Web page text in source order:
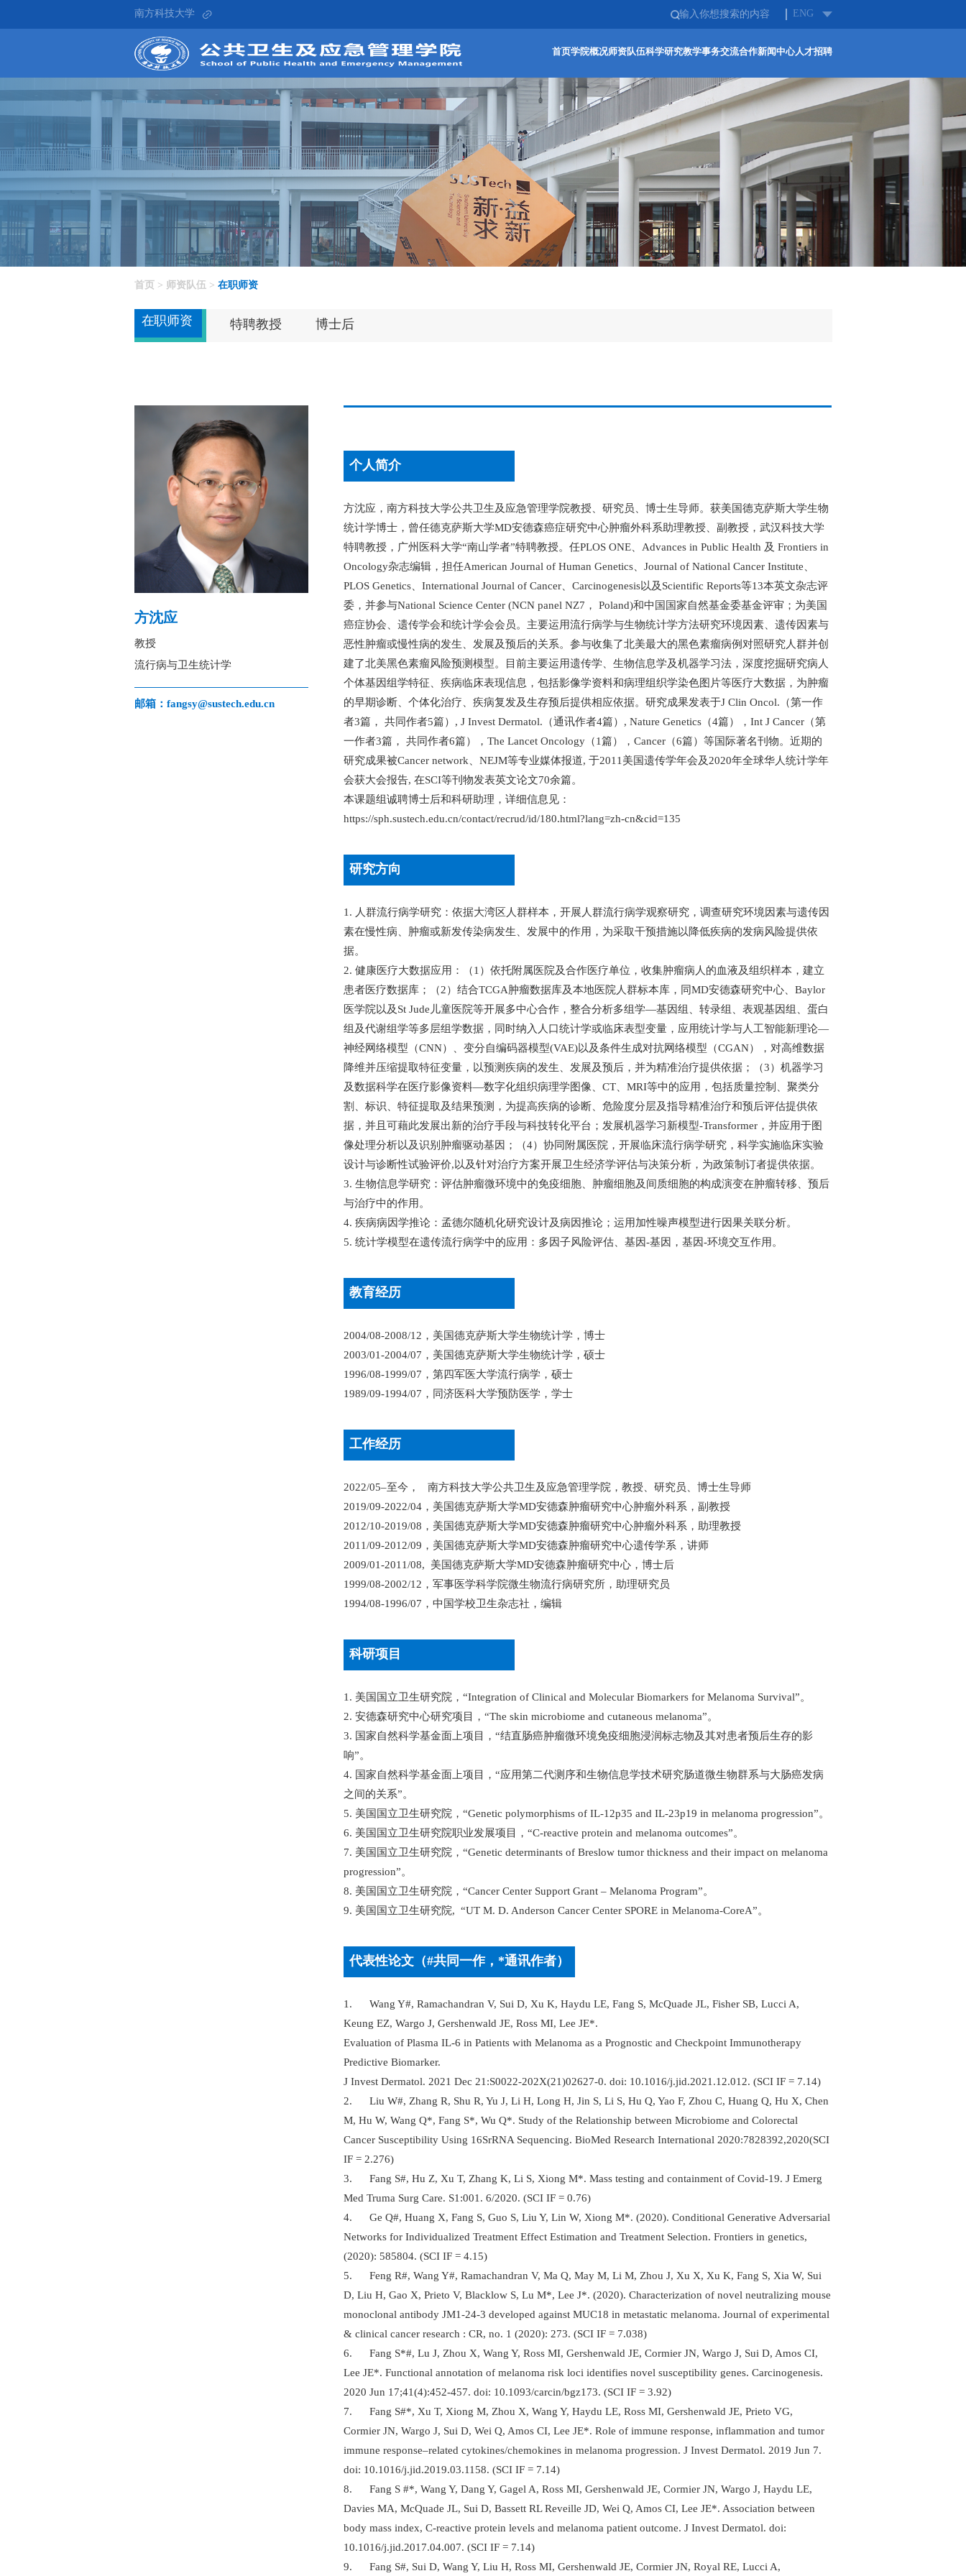
南方科技大学 ENG
首页学院概况师资队伍科学研究教学事务交流合作新闻中心人才招聘
师资队伍
首页 > 师资队伍> 在职师资
在职师资 特聘教授 博士后
方沈应
教授
流行病与卫生统计学
邮箱：fangsy@sustech.edu.cn
个人简介
方沈应，南方科技大学公共卫生及应急管理学院教授、研究员、博士生导师。获美国德克萨斯大学生物
统计学博士，曾任德克萨斯大学MD安德森癌症研究中心肿瘤外科系助理教授、副教授，武汉科技大学
特聘教授，广州医科大学“南山学者”特聘教授。任PLOS ONE、Advances in Public Health 及 Frontiers in
Oncology杂志编辑，担任American Journal of Human Genetics、Journal of National Cancer Institute、
PLOS Genetics、International Journal of Cancer、Carcinogenesis以及Scientific Reports等13本英文杂志评
委，并参与National Science Center (NCN panel NZ7， Poland)和中国国家自然基金委基金评审；为美国
癌症协会、遗传学会和统计学会会员。主要运用流行病学与生物统计学方法研究环境因素、遗传因素与
恶性肿瘤或慢性病的发生、发展及预后的关系。参与收集了北美最大的黑色素瘤病例对照研究人群并创
建了北美黑色素瘤风险预测模型。目前主要运用遗传学、生物信息学及机器学习法，深度挖掘研究病人
个体基因组学特征、疾病临床表现信息，包括影像学资料和病理组织学染色图片等医疗大数据，为肿瘤
的早期诊断、个体化治疗、疾病复发及生存预后提供相应依据。研究成果发表于J Clin Oncol.（第一作
者3篇， 共同作者5篇）, J Invest Dermatol.（通讯作者4篇）, Nature Genetics（4篇），Int J Cancer（第
一作者3篇， 共同作者6篇），The Lancet Oncology（1篇），Cancer（6篇）等国际著名刊物。近期的
研究成果被Cancer network、NEJM等专业媒体报道, 于2011美国遗传学年会及2020年全球华人统计学年
会获大会报告, 在SCI等刊物发表英文论文70余篇。
本课题组诚聘博士后和科研助理，详细信息见：
https://sph.sustech.edu.cn/contact/recrud/id/180.html?lang=zh-cn&cid=135
研究方向
1. 人群流行病学研究：依据大湾区人群样本，开展人群流行病学观察研究，调查研究环境因素与遗传因
素在慢性病、肿瘤或新发传染病发生、发展中的作用，为采取干预措施以降低疾病的发病风险提供依
据。
2. 健康医疗大数据应用：（1）依托附属医院及合作医疗单位，收集肿瘤病人的血液及组织样本，建立
患者医疗数据库；（2）结合TCGA肿瘤数据库及本地医院人群标本库，同MD安德森研究中心、Baylor
医学院以及St Jude儿童医院等开展多中心合作，整合分析多组学—基因组、转录组、表观基因组、蛋白
组及代谢组学等多层组学数据，同时纳入人口统计学或临床表型变量，应用统计学与人工智能新理论—
神经网络模型（CNN）、变分自编码器模型(VAE)以及条件生成对抗网络模型（CGAN），对高维数据
降维并压缩提取特征变量，以预测疾病的发生、发展及预后，并为精准治疗提供依据；（3）机器学习
及数据科学在医疗影像资料—数字化组织病理学图像、CT、MRI等中的应用，包括质量控制、聚类分
割、标识、特征提取及结果预测，为提高疾病的诊断、危险度分层及指导精准治疗和预后评估提供依
据，并且可藉此发展出新的治疗手段与科技转化平台；发展机器学习新模型-Transformer，并应用于图
像处理分析以及识别肿瘤驱动基因；（4）协同附属医院，开展临床流行病学研究，科学实施临床实验
设计与诊断性试验评价,以及针对治疗方案开展卫生经济学评估与决策分析，为政策制订者提供依据。
3. 生物信息学研究：评估肿瘤微环境中的免疫细胞、肿瘤细胞及间质细胞的构成演变在肿瘤转移、预后
与治疗中的作用。
4. 疾病病因学推论：孟德尔随机化研究设计及病因推论；运用加性噪声模型进行因果关联分析。
5. 统计学模型在遗传流行病学中的应用：多因子风险评估、基因-基因，基因-环境交互作用。
教育经历
2004/08-2008/12，美国德克萨斯大学生物统计学，博士
2003/01-2004/07，美国德克萨斯大学生物统计学，硕士
1996/08-1999/07，第四军医大学流行病学，硕士
1989/09-1994/07，同济医科大学预防医学，学士
工作经历
2022/05–至今， 南方科技大学公共卫生及应急管理学院，教授、研究员、博士生导师
2019/09-2022/04，美国德克萨斯大学MD安德森肿瘤研究中心肿瘤外科系，副教授
2012/10-2019/08，美国德克萨斯大学MD安德森肿瘤研究中心肿瘤外科系，助理教授
2011/09-2012/09，美国德克萨斯大学MD安德森肿瘤研究中心遗传学系，讲师
2009/01-2011/08, 美国德克萨斯大学MD安德森肿瘤研究中心，博士后
1999/08-2002/12，军事医学科学院微生物流行病研究所，助理研究员
1994/08-1996/07，中国学校卫生杂志社，编辑
科研项目
1. 美国国立卫生研究院，“Integration of Clinical and Molecular Biomarkers for Melanoma Survival”。
2. 安德森研究中心研究项目，“The skin microbiome and cutaneous melanoma”。
3. 国家自然科学基金面上项目，“结直肠癌肿瘤微环境免疫细胞浸润标志物及其对患者预后生存的影
响”。
4. 国家自然科学基金面上项目，“应用第二代测序和生物信息学技术研究肠道微生物群系与大肠癌发病
之间的关系”。
5. 美国国立卫生研究院，“Genetic polymorphisms of IL‐12p35 and IL‐23p19 in melanoma progression”。
6. 美国国立卫生研究院职业发展项目，“C-reactive protein and melanoma outcomes”。
7. 美国国立卫生研究院，“Genetic determinants of Breslow tumor thickness and their impact on melanoma
progression”。
8. 美国国立卫生研究院，“Cancer Center Support Grant – Melanoma Program”。
9. 美国国立卫生研究院, “UT M. D. Anderson Cancer Center SPORE in Melanoma-CoreA”。
代表性论文（#共同一作，*通讯作者）
1. Wang Y#, Ramachandran V, Sui D, Xu K, Haydu LE, Fang S, McQuade JL, Fisher SB, Lucci A,
Keung EZ, Wargo J, Gershenwald JE, Ross MI, Lee JE*.
Evaluation of Plasma IL-6 in Patients with Melanoma as a Prognostic and Checkpoint Immunotherapy
Predictive Biomarker.
J Invest Dermatol. 2021 Dec 21:S0022-202X(21)02627-0. doi: 10.1016/j.jid.2021.12.012. (SCI IF = 7.14)
2. Liu W#, Zhang R, Shu R, Yu J, Li H, Long H, Jin S, Li S, Hu Q, Yao F, Zhou C, Huang Q, Hu X, Chen
M, Hu W, Wang Q*, Fang S*, Wu Q*. Study of the Relationship between Microbiome and Colorectal
Cancer Susceptibility Using 16SrRNA Sequencing. BioMed Research International 2020:7828392,2020(SCI
IF = 2.276)
3. Fang S#, Hu Z, Xu T, Zhang K, Li S, Xiong M*. Mass testing and containment of Covid-19. J Emerg
Med Truma Surg Care. S1:001. 6/2020. (SCI IF = 0.76)
4. Ge Q#, Huang X, Fang S, Guo S, Liu Y, Lin W, Xiong M*. (2020). Conditional Generative Adversarial
Networks for Individualized Treatment Effect Estimation and Treatment Selection. Frontiers in genetics,
(2020): 585804. (SCI IF = 4.15)
5. Feng R#, Wang Y#, Ramachandran V, Ma Q, May M, Li M, Zhou J, Xu X, Xu K, Fang S, Xia W, Sui
D, Liu H, Gao X, Prieto V, Blacklow S, Lu M*, Lee J*. (2020). Characterization of novel neutralizing mouse
monoclonal antibody JM1-24-3 developed against MUC18 in metastatic melanoma. Journal of experimental
& clinical cancer research : CR, no. 1 (2020): 273. (SCI IF = 7.038)
6. Fang S*#, Lu J, Zhou X, Wang Y, Ross MI, Gershenwald JE, Cormier JN, Wargo J, Sui D, Amos CI,
Lee JE*. Functional annotation of melanoma risk loci identifies novel susceptibility genes. Carcinogenesis.
2020 Jun 17;41(4):452-457. doi: 10.1093/carcin/bgz173. (SCI IF = 3.92)
7. Fang S#*, Xu T, Xiong M, Zhou X, Wang Y, Haydu LE, Ross MI, Gershenwald JE, Prieto VG,
Cormier JN, Wargo J, Sui D, Wei Q, Amos CI, Lee JE*. Role of immune response, inflammation and tumor
immune response–related cytokines/chemokines in melanoma progression. J Invest Dermatol. 2019 Jun 7.
doi: 10.1016/j.jid.2019.03.1158. (SCI IF = 7.14)
8. Fang S #*, Wang Y, Dang Y, Gagel A, Ross MI, Gershenwald JE, Cormier JN, Wargo J, Haydu LE,
Davies MA, McQuade JL, Sui D, Bassett RL Reveille JD, Wei Q, Amos CI, Lee JE*. Association between
body mass index, C-reactive protein levels and melanoma patient outcome. J Invest Dermatol. doi:
10.1016/j.jid.2017.04.007. (SCI IF = 7.14)
9. Fang S#, Sui D, Wang Y, Liu H, Ross MI, Gershenwald JE, Cormier JN, Royal RE, Lucci A,